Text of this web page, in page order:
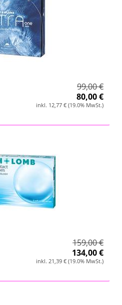
99,00 €
80,00 €
inkl. 12,77 € (19.0% MwSt.)
159,00 €
134,00 €
inkl. 21,39 € (19.0% MwSt.)